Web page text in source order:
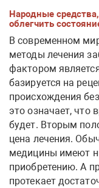
Народные
облегчить
В современном
методы лечения
фактором
базируется на
происхождения
это означает, что
будет. Вторым
цена лечения.
медицины имеют
приобретению. А
протекает